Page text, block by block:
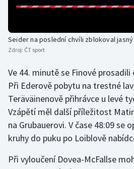
Seider na poslední chvíli zblokoval jasný
Zdroj: ČT sport
Ve 44. minutě se Finové
Při Ederově pobytu na trestné
Teräväinenově přihrávce u levé
Vzápětí měl další příležitost
na Grubauerovi. V čase 48:09 se
kruhy do puku po Loiblově
Při vyloučení Dovea-McFallse